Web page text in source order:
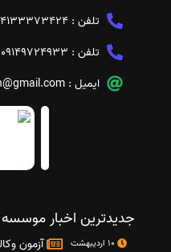
تلفن :
تلفن : 09149724933
ایمیل :
جدیدترین اخبار موسسه
آزمون